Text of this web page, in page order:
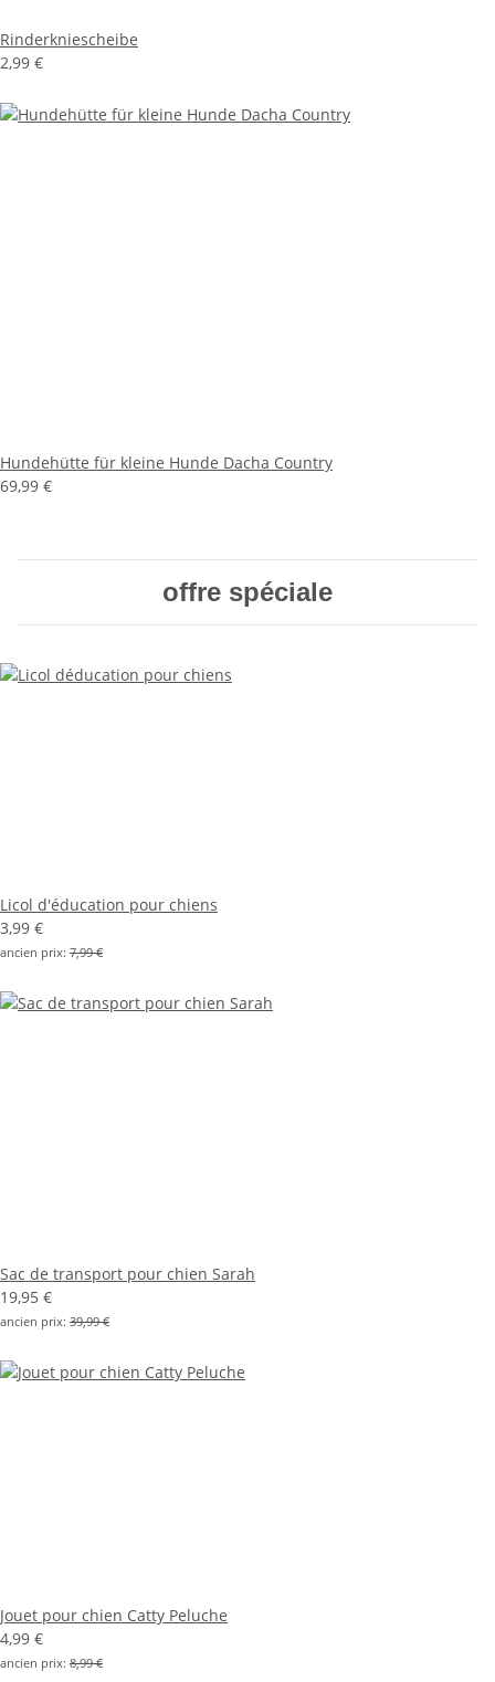
Rinderkniescheibe
2,99 €
Hundehütte für kleine Hunde Dacha Country
69,99 €
offre spéciale
Licol d'éducation pour chiens
3,99 €
ancien prix: 7,99 €
Sac de transport pour chien Sarah
19,95 €
ancien prix: 39,99 €
Jouet pour chien Catty Peluche
4,99 €
ancien prix: 8,99 €